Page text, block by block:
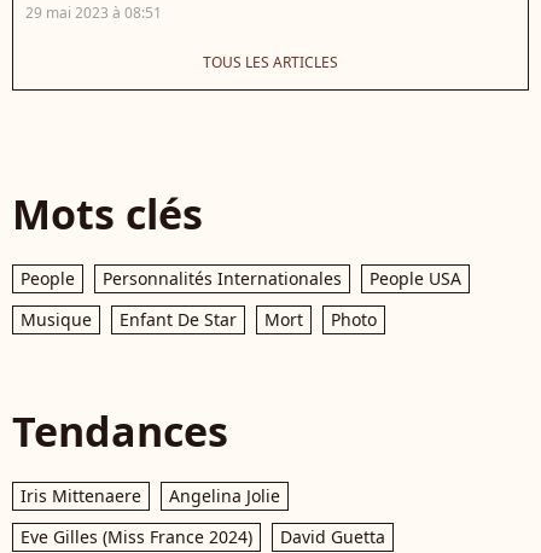
29 mai 2023 à 08:51
TOUS LES ARTICLES
Mots clés
People Personnalités Internationales
People USA
Musique
Enfant De Star Mort Photo
Tendances
Iris Mittenaere
Angelina Jolie
Eve Gilles (Miss France 2024)
David Guetta